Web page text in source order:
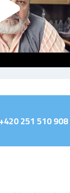
+420 251 510 908